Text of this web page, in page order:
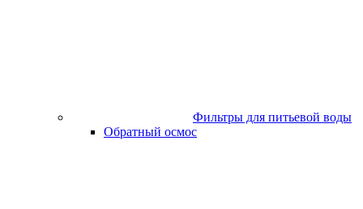
Фильтры для питьевой воды
Обратный осмос